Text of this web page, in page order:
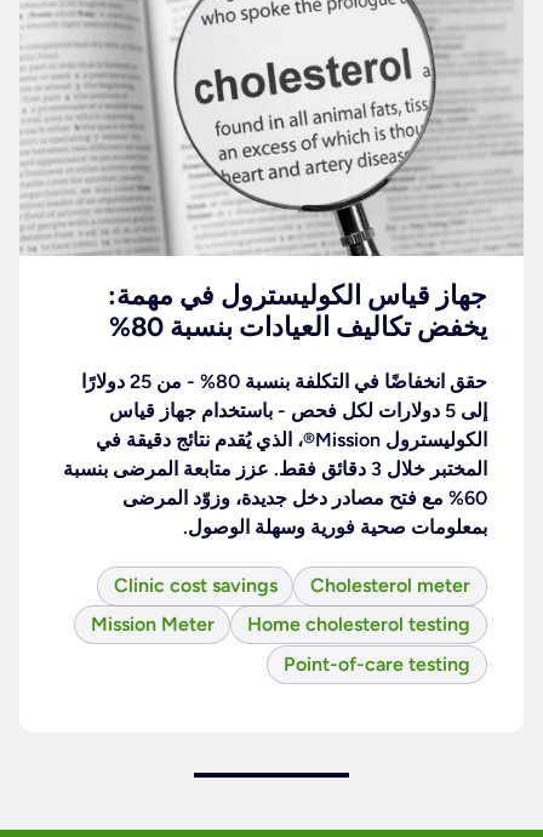
جهاز قياس الكوليسترول في مهمة:
يخفض تكاليف العيادات بنسبة 80%
حقق انخفاضًا في التكلفة بنسبة 80% - من 25 دولارًا
إلى 5 دولارات لكل فحص - باستخدام جهاز قياس
الكوليسترول Mission®، الذي يُقدم نتائج دقيقة في
المختبر خلال 3 دقائق فقط. عزز متابعة المرضى بنسبة
60% مع فتح مصادر دخل جديدة، وزوّد المرضى
بمعلومات صحية فورية وسهلة الوصول.
Cholesterol meter
Clinic cost savings
Home cholesterol testing
Mission Meter
Point-of-care testing